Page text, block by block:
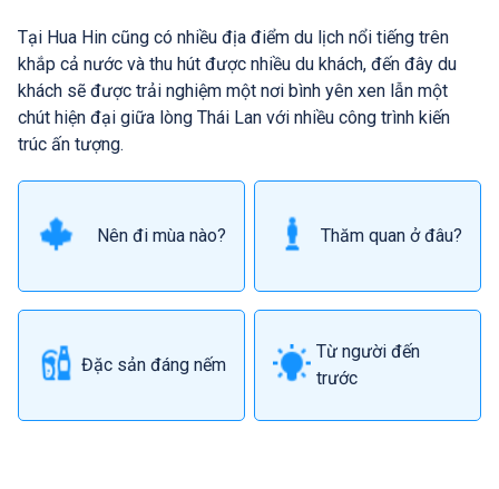
Tại Hua Hin cũng có nhiều địa điểm du lịch nổi tiếng trên
khắp cả nước và thu hút được nhiều du khách, đến đây du
khách sẽ được trải nghiệm một nơi bình yên xen lẫn một
chút hiện đại giữa lòng Thái Lan với nhiều công trình kiến
trúc ấn tượng.
Nên đi mùa nào? Thăm quan ở đâu?
Đặc sản đáng nếm
Từ người đến
trước